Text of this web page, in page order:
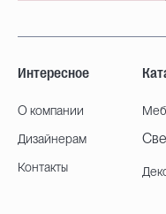
Интересное
О компании
Дизайнерам
Контакты